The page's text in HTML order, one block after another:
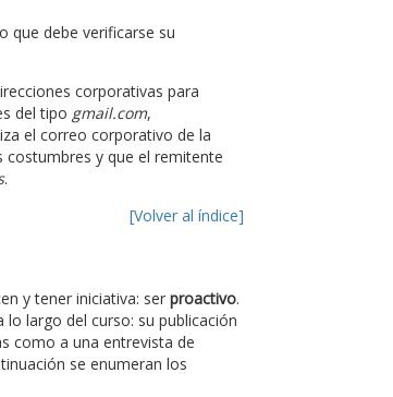
que debe verificarse su
corporativas para
del tipo gmail.com,
el correo corporativo de la
y que el remitente
.
[Volver al índice]
y tener iniciativa: ser proactivo.
largo del curso: su publicación
como a una entrevista de
se enumeran los